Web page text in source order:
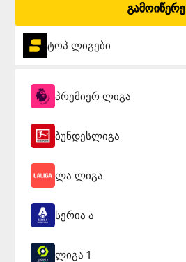
გამოიწერე
ტოპ ლიგები
პრემიერ ლიგა
ბუნდესლიგა
ლა ლიგა
სერია ა
ლიგა 1